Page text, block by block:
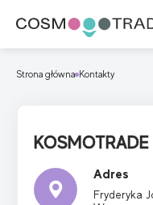
Strona główna Kontakty
Adres
Fryderyka